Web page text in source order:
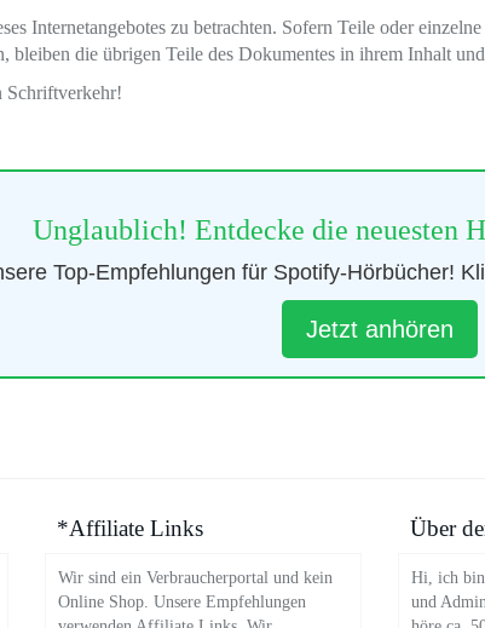
Internetangebotes zu betrachten. Sofern Teile oder
bleiben die übrigen Teile des Dokumentes in ihrem Inhalt
Schriftverkehr!
Unglaublich! Entdecke die neuesten
Top-Empfehlungen für Spotify-Hörbücher!
Jetzt anhören
*Affiliate Links
Wir sind ein Verbraucherportal und kein
Online Shop. Unsere Empfehlungen
Über
Hi, ich bin
und